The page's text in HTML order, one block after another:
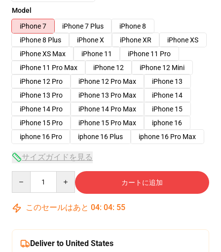
Model
iPhone 7
iPhone 7 Plus
iPhone 8
iPhone 8 Plus
iPhone X iPhone XR
iPhone XS
iPhone XS Max
iPhone 11
iPhone 11 Pro
iPhone 11 Pro Max
iPhone 12
iPhone 12 Mini
iPhone 12 Pro
iPhone 12 Pro Max
iPhone 13
iPhone 13 Pro
iPhone 13 Pro Max
iPhone 14
iPhone 14 Pro
iPhone 14 Pro Max
iPhone 15
iPhone 15 Pro
iPhone 15 Pro Max
iphone 16
iphone 16 Pro
iphone 16 Plus iphone 16 Pro Max
サイズガイドを見る
カートに追加
このセールはあと 04: 04: 54
Deliver to United States